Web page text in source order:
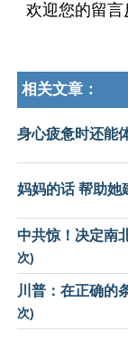
欢迎您的留言
相关文章：
身心疲惫时还能
妈妈的话 帮助她
中共惊！决定南
次)
川普：在正确的
次)